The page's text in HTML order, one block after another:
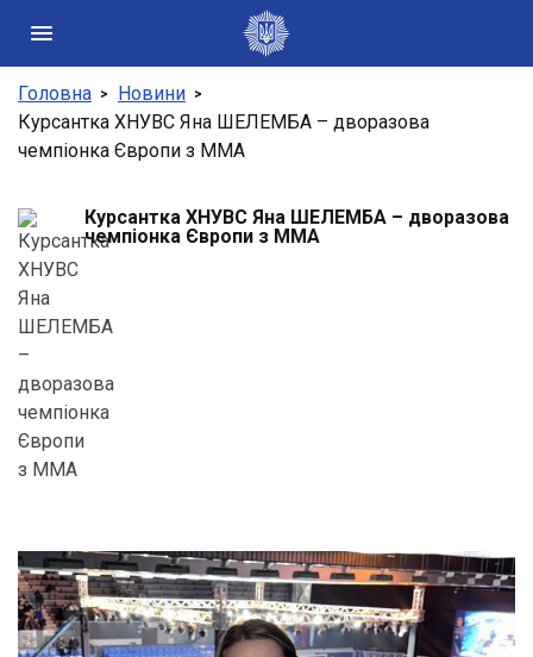
Головна
Новини
Курсантка ХНУВС Яна ШЕЛЕМБА – дворазова
чемпіонка Європи з ММА
Курсантка ХНУВС Яна ШЕЛЕМБА – дворазова
чемпіонка Європи з ММА
Державні сайти України
Президент України
Конституційний суд України
Рада національної безпеки і оборони України
Центральні та місцеві органи виконавчої влади